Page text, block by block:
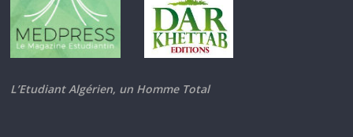
L’Etudiant Algérien, un Homme Total